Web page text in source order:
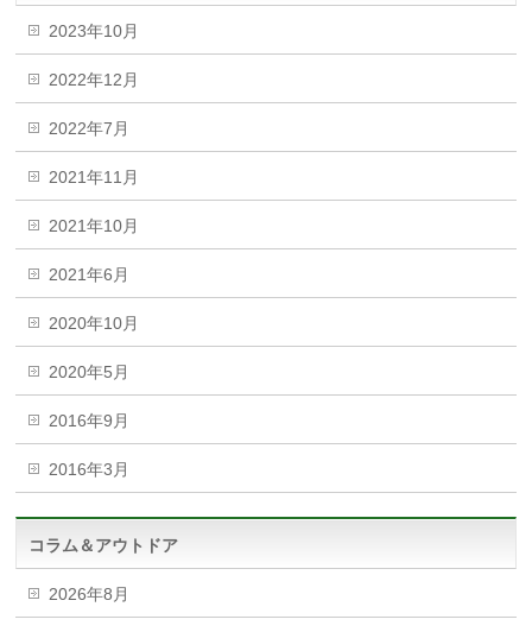
2023年10月
2022年12月
2022年7月
2021年11月
2021年10月
2021年6月
2020年10月
2020年5月
2016年9月
2016年3月
コラム＆アウトドア
2026年8月